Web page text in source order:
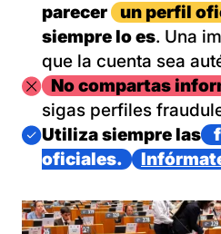
parecer
un perfil
siempre lo es. Una
que la cuenta sea
ImagenNo compartas
sigas perfiles
Imagen
Utiliza siempre las
oficiales.